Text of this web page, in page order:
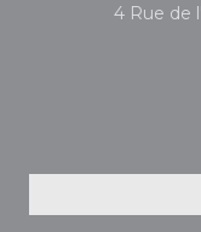
4 Rue de